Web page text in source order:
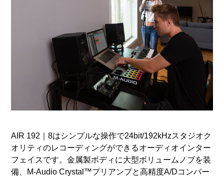
AIR 192｜8はシンプルな操作で24bit/192kHzスタジオク
オリティのレコーディングができるオーディオインター
フェイスです。金属製ボディに大型ボリュームノブを装
備、M-Audio Crystal™プリアンプと高精度A/Dコンバー